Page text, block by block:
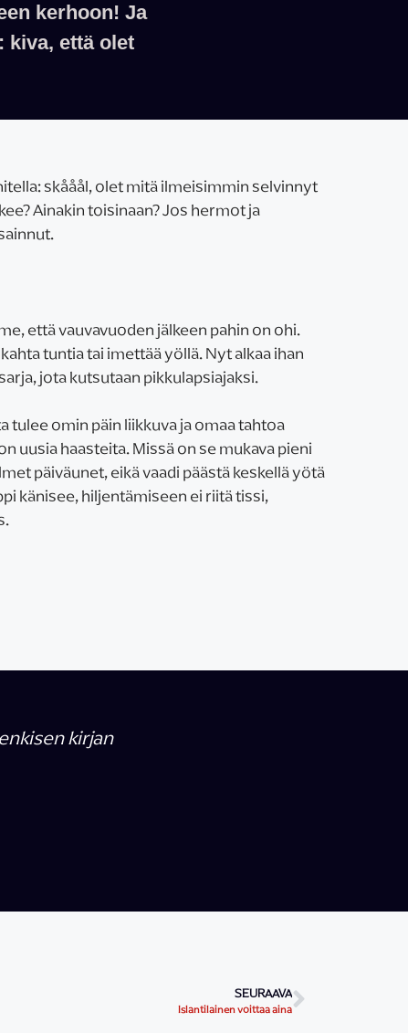
kerhoon! Ja
kiva, että olet
skååål, olet mitä ilmeisimmin selvinnyt
Ainakin toisinaan? Jos hermot ja
että vauvavuoden jälkeen pahin on ohi.
tuntia tai imettää yöllä. Nyt alkaa ihan
jota kutsutaan pikkulapsiajaksi.
tulee omin päin liikkuva ja omaa tahtoa
uusia haasteita. Missä on se mukava pieni
päiväunet, eikä vaadi päästä keskellä yötä
känisee, hiljentämiseen ei riitä tissi,
kirjan
SEURAAVA
Islantilainen voittaa aina